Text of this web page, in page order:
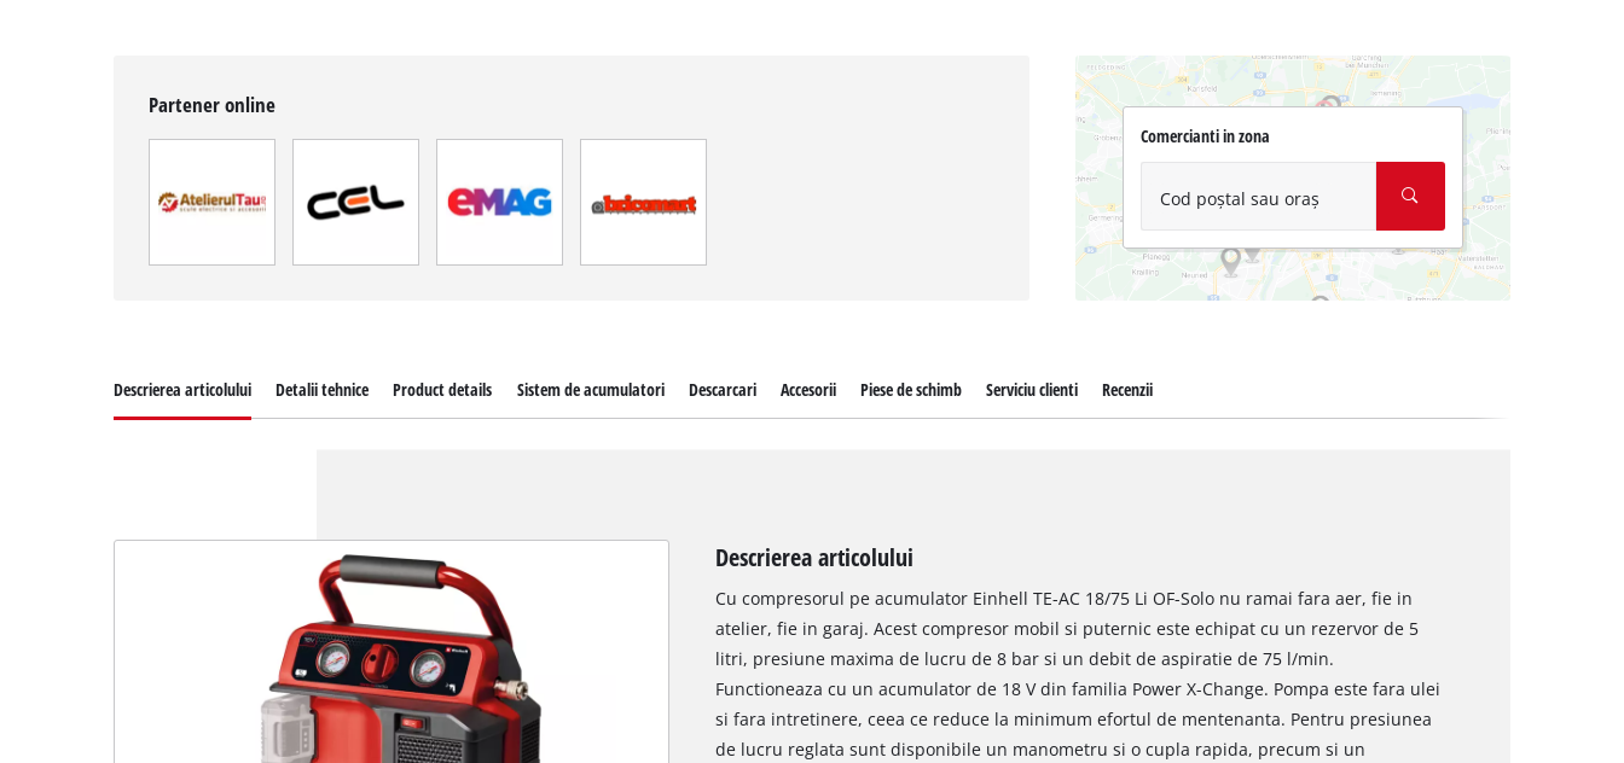
Partener online
Comercianti in zona
Cod poștal sau oraș
Descrierea articolului Detalii tehnice Product details Sistem de acumulatori Descarcari Accesorii Piese de schimb Serviciu clienti Recenzii
Descrierea articolului
Cu compresorul pe acumulator Einhell TE-AC 18/75 Li OF-Solo nu ramai fara aer, fie in
atelier, fie in garaj. Acest compresor mobil si puternic este echipat cu un rezervor de 5
litri, presiune maxima de lucru de 8 bar si un debit de aspiratie de 75 l/min.
Functioneaza cu un acumulator de 18 V din familia Power X-Change. Pompa este fara ulei
si fara intretinere, ceea ce reduce la minimum efortul de mentenanta. Pentru presiunea
de lucru reglata sunt disponibile un manometru si o cupla rapida, precum si un